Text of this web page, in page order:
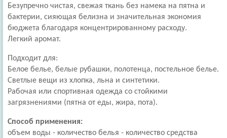
Безупречно чистая, свежая ткань без намека на пятна и
бактерии, сияющая белизна и значительная экономия
бюджета благодаря концентрированному расходу.
Легкий аромат.
Подходит для:
Белое белье, белые рубашки, полотенца, постельное белье.
Светлые вещи из хлопка, льна и синтетики.
Рабочая или спортивная одежда со стойкими
загрязнениями (пятна от еды, жира, пота).
Способ применения:
объем воды - количество белья - количество средства